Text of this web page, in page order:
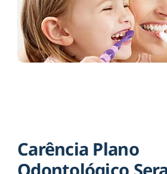
Carência Plano
Odontológico